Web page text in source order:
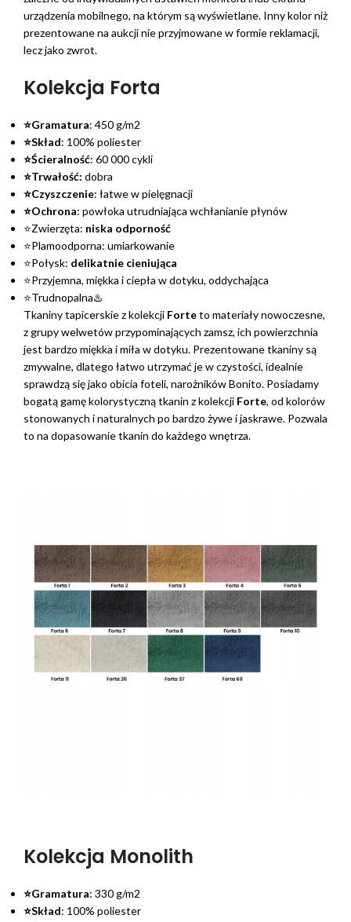
urządzenia mobilnego, na którym są wyświetlane. Inny kolor niż
prezentowane na aukcji nie przyjmowane w formie reklamacji,
lecz jako zwrot.
Kolekcja Forta
⭐Gramatura: 450 g/m2
⭐Skład: 100% poliester
⭐Ścieralność: 60 000 cykli
⭐Trwałość: dobra
⭐Czyszczenie: łatwe w pielęgnacji
⭐Ochrona: powłoka utrudniająca wchłanianie płynów
⭐Zwierzęta: niska odporność
⭐Plamoodporna: umiarkowanie
⭐Połysk: delikatnie cieniująca
⭐Przyjemna, miękka i ciepła w dotyku, oddychająca
⭐Trudnopalna♨️
Tkaniny tapicerskie z kolekcji Forteto materiały nowoczesne,
z grupy welwetów przypominających zamsz, ich powierzchnia
jest bardzo miękka i miła w dotyku. Prezentowane tkaniny są
zmywalne, dlatego łatwo utrzymać je w czystości, idealnie
sprawdzą się jako obicia foteli, narożników Bonito. Posiadamy
bogatą gamę kolorystyczną tkanin z kolekcji Forte, od kolorów
stonowanych i naturalnych po bardzo żywe i jaskrawe. Pozwala
to na dopasowanie tkanin do każdego wnętrza.
Kolekcja Monolith
⭐Gramatura: 330 g/m2
⭐Skład: 100% poliester